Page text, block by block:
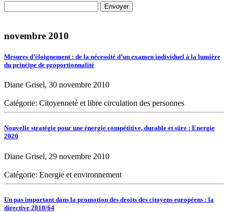
novembre 2010
Mesures d’éloignement : de la nécessité d’un examen individuel à la lumière
du principe de proportionnalité
Diane Grisel, 30 novembre 2010
Catégorie: Citoyenneté et libre circulation des personnes
Nouvelle stratégie pour une énergie compétitive, durable et sûre : Energie
2020
Diane Grisel, 29 novembre 2010
Catégorie: Energie et environnement
Un pas important dans la promotion des droits des citoyens européens : la
directive 2010/64